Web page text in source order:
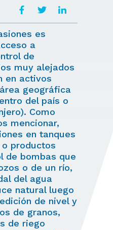
es
a
de
muy alejados
en activos
geográfica
del país o
Como
mencionar,
en tanques
productos
de bombas que
o de un río,
del agua
natural luego
de nivel y
de granos,
de riego